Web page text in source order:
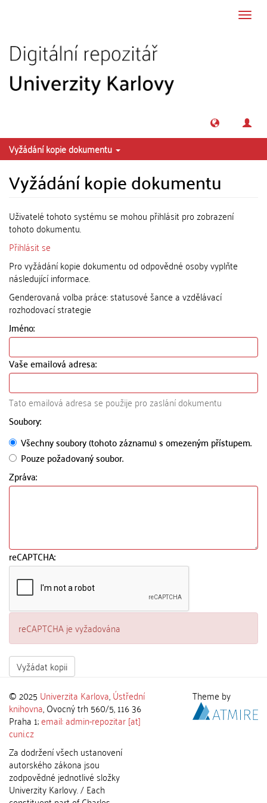
Vyžádání kopie dokumentu
Vyžádání kopie dokumentu
Uživatelé tohoto systému se mohou přihlásit pro zobrazení
tohoto dokumentu.
Přihlásit se
Pro vyžádání kopie dokumentu od odpovědné osoby vyplňte
následující informace.
Genderovaná volba práce: statusové šance a vzdělávací
rozhodovací strategie
Jméno:
Vaše emailová adresa:
Tato emailová adresa se použije pro zaslání dokumentu
Soubory:
Všechny soubory (tohoto záznamu) s omezeným přístupem.
Pouze požadovaný soubor.
Zpráva:
reCAPTCHA:
reCAPTCHA je vyžadována
Vyžádat kopii
© 2025 Univerzita Karlova,Ústřední
knihovna, Ovocný trh 560/5, 116 36
Praha 1;email: admin-repozitar [at]
cuni.cz
Za dodržení všech ustanovení
autorského zákona jsou
zodpovědné jednotlivé složky
Univerzity Karlovy. / Each
Theme by